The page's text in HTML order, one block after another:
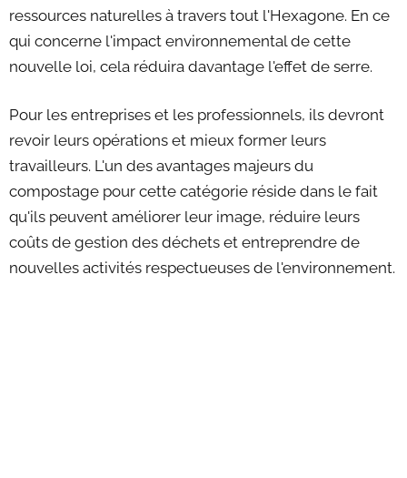
ressources naturelles à travers tout l'Hexagone. En ce
qui concerne l'impact environnemental de cette
nouvelle loi, cela réduira davantage l'effet de serre.
Pour les entreprises et les professionnels, ils devront
revoir leurs opérations et mieux former leurs
travailleurs. L'un des avantages majeurs du
compostage pour cette catégorie réside dans le fait
qu'ils peuvent améliorer leur image, réduire leurs
coûts de gestion des déchets et entreprendre de
nouvelles activités respectueuses de l'environnement.